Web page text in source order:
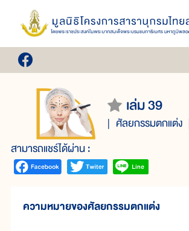
เล่ม 39
ศัลยกรรมตกแต่ง
สามารถแชร์ได้ผ่าน :
ความหมายของศัลยกรรมตกแต่ง